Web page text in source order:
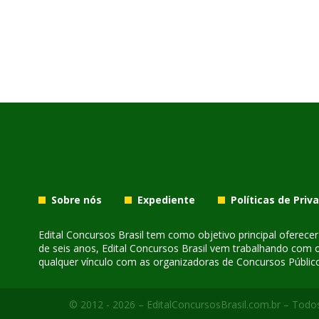
Sobre nós Expediente Políticas de
Edital Concursos Brasil tem como objetivo principal
de seis anos, Edital Concursos Brasil vem trabalhando
qualquer vínculo com as organizadoras de Concursos
© 2012 - 2026 – EditalConcursosBrasil.com.br –